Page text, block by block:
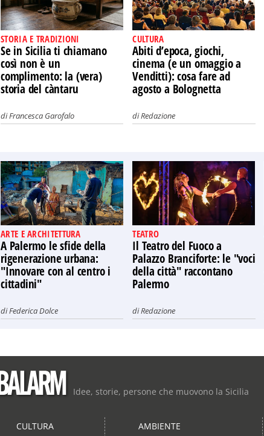
STORIA E TRADIZIONI
Se in Sicilia ti chiamano
così non è un
complimento: la (vera)
storia del càntaru
diFrancesca Garofalo
CULTURA
Abiti d’epoca, giochi,
cinema (e un omaggio a
Venditti): cosa fare ad
agosto a Bolognetta
diRedazione
ARTE E ARCHITETTURA
A Palermo le sfide della
rigenerazione urbana:
"Innovare con al centro i
cittadini"
diFederica Dolce
TEATRO
Il Teatro del Fuoco a
Palazzo Branciforte: le "voci
della città" raccontano
Palermo
diRedazione
Idee, storie, persone che muovono la Sicilia
CULTURA AMBIENTE